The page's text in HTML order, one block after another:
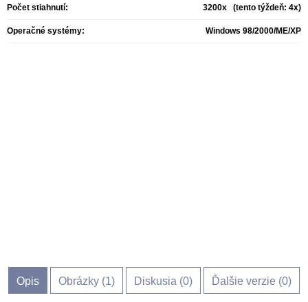
Počet stiahnutí: 3200x (tento týždeň: 4x)
Operačné systémy: Windows 98/2000/ME/XP
Opis Obrázky (1) Diskusia (0) Ďalšie verzie (0)